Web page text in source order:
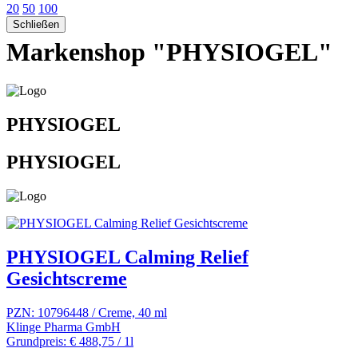
20 50 100
Schließen
Markenshop "PHYSIOGEL"
PHYSIOGEL
PHYSIOGEL
PHYSIOGEL Calming Relief
Gesichtscreme
PZN: 10796448 / Creme, 40 ml
Klinge Pharma GmbH
Grundpreis: € 488,75 / 1l